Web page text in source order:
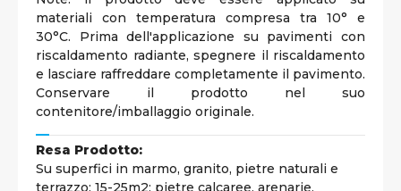
materiali con temperatura compresa tra 10° e
30°C. Prima dell'applicazione su pavimenti con
riscaldamento radiante, spegnere il riscaldamento
e lasciare raffreddare completamente il pavimento.
Conservare il prodotto nel suo
contenitore/imballaggio originale.
Resa Prodotto:
Su superfici in marmo, granito, pietre naturali e
terrazzo: 15-25m2; pietre calcaree, arenarie,